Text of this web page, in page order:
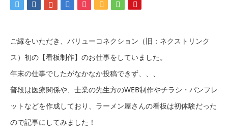
ご縁をいただき、バリューコネクション（旧：ネクストリンク
ス）初の【看板制作】のお仕事をしていました。
年末の仕事でしたがなかなか投稿できず、、、
普段は医療関係や、士業の先生方のWEB制作やチラシ・パンフレ
ットなどを作成しており、ラーメン屋さんの看板は初体験だった
ので記事にしてみました！